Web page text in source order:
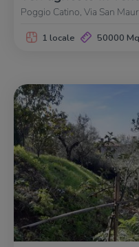
Poggio Catino, Via San
1 locale 50000 Mq